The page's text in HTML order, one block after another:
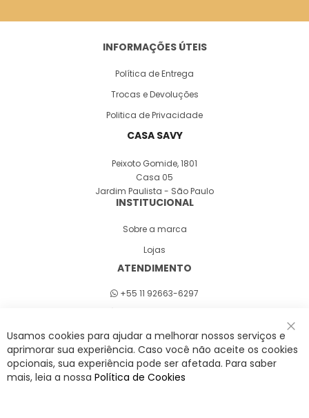
INFORMAÇÕES ÚTEIS
Política de Entrega
Trocas e Devoluções
Politica de Privacidade
CASA SAVY
Peixoto Gomide, 1801
Casa 05
Jardim Paulista - São Paulo
INSTITUCIONAL
Sobre a marca
Lojas
ATENDIMENTO
+55 11 92663-6297
A Savy é uma lifestyle brand. Uma marca que promove fluidez para viver
o agora com leveza, cor e estilo.
Usamos cookies para ajudar a melhorar nossos serviços e
aprimorar sua experiência. Caso você não aceite os cookies
opcionais, sua experiência pode ser afetada. Para saber
mais, leia a nossa Política de Cookies